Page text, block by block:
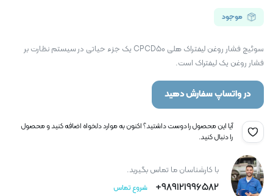
موجود
سوئیچ فشار روغن لیفتراک هلی CPCD50 یک جزء حیاتی در سیستم نظارت بر
فشار روغن یک لیفتراک است.
در واتساپ سفارش دهید
آیا این محصول را دوست داشتید؟ اکنون به موارد دلخواه اضافه کنید و محصول
را دنبال کنید.
با کارشناسان ما تماس بگیرید.
989121996582+ شروع تماس